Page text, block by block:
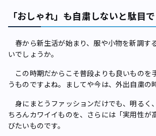
「おしゃれ」も自粛しないと駄目で
春から新生活が始まり、服や小物を新調す
いでしょうか。
この時期だからこそ普段よりも良いものを
うものですよね。ましてや今は、外出自粛の
身にまとうファッションだけでも、明るく
ちろんカワイイものを、さらには「実用性が
びたいものです。